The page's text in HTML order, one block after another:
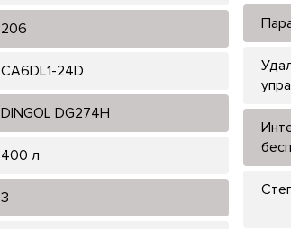
206
CA6DL1-24D
DINGOL DG274H
400 л
3